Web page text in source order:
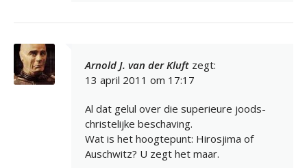
Arnold J. van der Kluft zegt:
13 april 2011 om 17:17
Al dat gelul over die superieure joods-
christelijke beschaving.
Wat is het hoogtepunt: Hirosjima of
Auschwitz? U zegt het maar.